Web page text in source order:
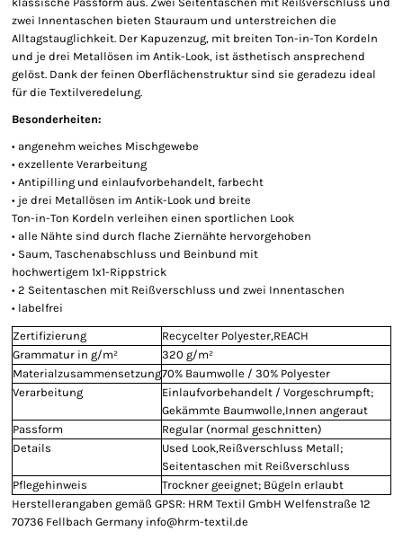
zwei Innentaschen bieten Stauraum und unterstreichen die
Alltagstauglichkeit. Der Kapuzenzug, mit breiten Ton-in-Ton Kordeln
und je drei Metallösen im Antik-Look, ist ästhetisch ansprechend
gelöst. Dank der feinen Oberflächenstruktur sind sie geradezu ideal
für die Textilveredelung.
Besonderheiten:
• angenehm weiches Mischgewebe
• exzellente Verarbeitung
• Antipilling und einlaufvorbehandelt, farbecht
• je drei Metallösen im Antik-Look und breite
Ton-in-Ton Kordeln verleihen einen sportlichen Look
• alle Nähte sind durch flache Ziernähte hervorgehoben
• Saum, Taschenabschluss und Beinbund mit
hochwertigem 1x1-Rippstrick
• 2 Seitentaschen mit Reißverschluss und zwei Innentaschen
• labelfrei
Zertifizierung
Recycelter Polyester,REACH
Grammatur in g/m²
320 g/m²
Materialzusammensetzung70% Baumwolle / 30% Polyester
Verarbeitung
Einlaufvorbehandelt / Vorgeschrumpft;
Gekämmte Baumwolle,Innen angeraut
Passform
Regular (normal geschnitten)
Details
Used Look,Reißverschluss Metall;
Seitentaschen mit Reißverschluss
Pflegehinweis
Trockner geeignet; Bügeln erlaubt
Herstellerangaben gemäß GPSR: HRM Textil GmbH Welfenstraße 12
70736 Fellbach Germany info@hrm-textil.de